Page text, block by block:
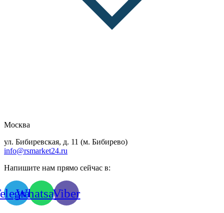
Москва
ул. Бибиревская, д. 11 (м. Бибирево)
info@rsmarket24.ru
Напишите нам прямо сейчас в:
WhatsappViber